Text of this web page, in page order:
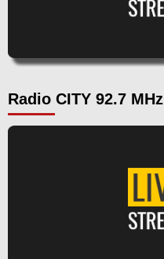
Radio CITY 92.7 MHz